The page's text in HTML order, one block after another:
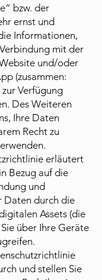
bzw. der
ernst und
Informationen,
mit der
und/oder
(zusammen:
Verfügung
Des Weiteren
Ihre Daten
Recht zu
erläutert
Bezug auf die
und
Daten durch die
Assets (die
über Ihre Geräte
und stellen Sie